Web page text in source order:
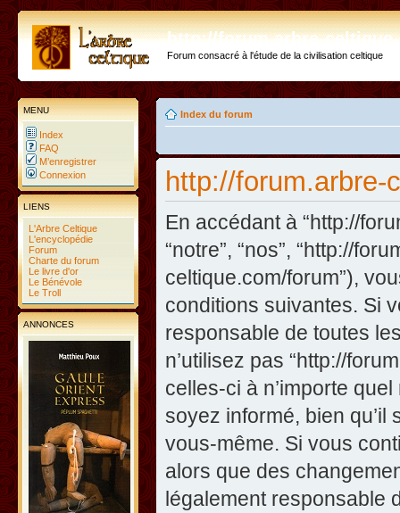
http://forum.arbre-
Forum consacré à l'étude de la civilisation celtique
MENU
Index
FAQ
M’enregistrer
Connexion
LIENS
L'Arbre Celtique
L'encyclopédie
Forum
Charte du forum
Le livre d'or
Le Bénévole
Le Troll
ANNONCES
Index du forum
http://forum.arbre-
En accédant à “http://
“notre”, “nos”, “http://
celtique.com/forum”),
conditions suivantes. Si
responsable de toutes
n’utilisez pas “http://
celles-ci à n’importe
soyez informé, bien
vous-même. Si vous
alors que des
légalement responsable